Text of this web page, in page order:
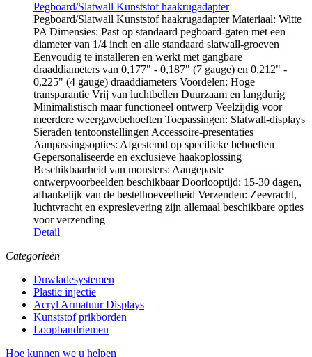
Pegboard/Slatwall Kunststof haakrugadapter
Pegboard/Slatwall Kunststof haakrugadapter Materiaal: Witte
PA Dimensies: Past op standaard pegboard-gaten met een
diameter van 1/4 inch en alle standaard slatwall-groeven
Eenvoudig te installeren en werkt met gangbare
draaddiameters van 0,177" - 0,187" (7 gauge) en 0,212" -
0,225" (4 gauge) draaddiameters Voordelen: Hoge
transparantie Vrij van luchtbellen Duurzaam en langdurig
Minimalistisch maar functioneel ontwerp Veelzijdig voor
meerdere weergavebehoeften Toepassingen: Slatwall-displays
Sieraden tentoonstellingen Accessoire-presentaties
Aanpassingsopties: Afgestemd op specifieke behoeften
Gepersonaliseerde en exclusieve haakoplossing
Beschikbaarheid van monsters: Aangepaste
ontwerpvoorbeelden beschikbaar Doorlooptijd: 15-30 dagen,
afhankelijk van de bestelhoeveelheid Verzenden: Zeevracht,
luchtvracht en expreslevering zijn allemaal beschikbare opties
voor verzending
Detail
Categorieën
Duwladesystemen
Plastic injectie
Acryl Armatuur Displays
Kunststof prikborden
Loopbandriemen
Hoe kunnen we u helpen